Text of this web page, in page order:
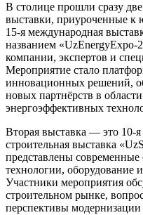
В столице прошли сразу
выставки, приуроченные
15-я международная
названием «UzEnergyExpo-
компании, экспертов и
Мероприятие стало
инновационных решений,
новых партнёрств в
энергоэффективных
Вторая выставка — это 10-
строительная выставка
представлены
технологии, оборудование
Участники мероприятия
строительном рынке,
перспективы